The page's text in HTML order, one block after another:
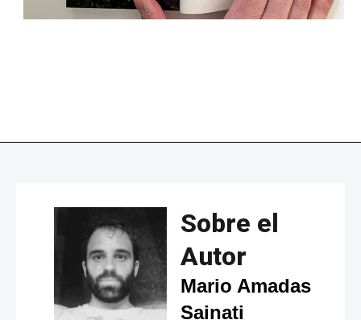
Sobre el
Autor
Mario Amadas
Sainati